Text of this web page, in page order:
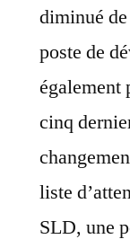
diminué
poste de
également
cinq
liste
SLD, une